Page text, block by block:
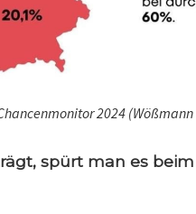
2024
spürt man es